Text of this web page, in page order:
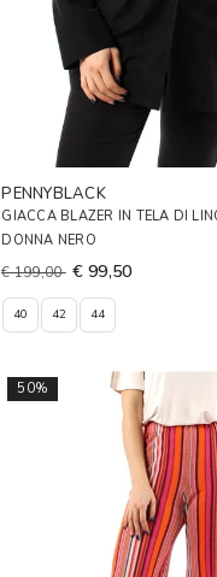
PENNYBLACK
GIACCA BLAZER IN TELA DI
DONNA NERO
€ 199,00 € 99,50
40 42 44
50%